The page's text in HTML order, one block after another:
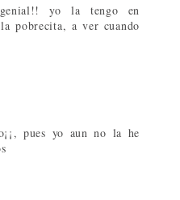
yo la tengo en
pobrecita, a ver cuando
pues yo aun no la he